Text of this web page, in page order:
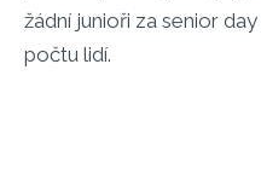
žádní junioři za senior
počtu lidí.